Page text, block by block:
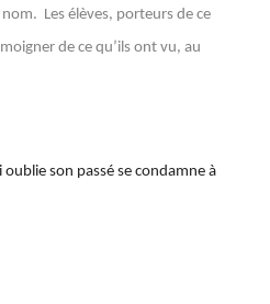
Les élèves, porteurs de ce
de ce qu’ils ont vu, au
son passé se condamne à